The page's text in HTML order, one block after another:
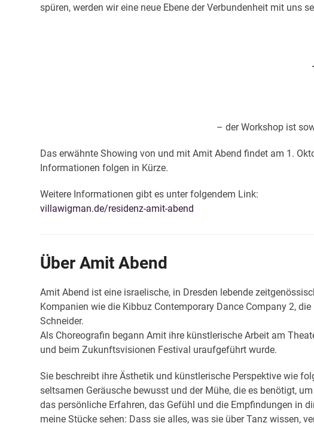
spüren, werden wir eine neue Ebene der Verbundenheit mit uns
– der Workshop ist
Das erwähnte Showing von und mit Amit Abend findet am 1.
Informationen folgen in Kürze.
Weitere Informationen gibt es unter folgendem Link:
villawigman.de/residenz-amit-abend
Über Amit Abend
Amit Abend ist eine israelische, in Dresden lebende
Kompanien wie die Kibbuz Contemporary Dance Company 2,
Schneider.
Als Choreografin begann Amit ihre künstlerische Arbeit am
und beim Zukunftsvisionen Festival uraufgeführt wurde.
Sie beschreibt ihre Ästhetik und künstlerische Perspektive wie
seltsamen Geräusche bewusst und der Mühe, die es benötigt,
das persönliche Erfahren, das Gefühl und die Empfindungen in
meine Stücke sehen: Dass sie alles, was sie über Tanz wissen,